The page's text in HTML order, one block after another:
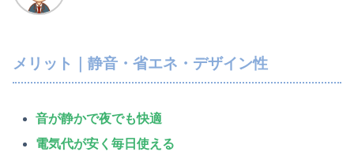
メリット｜静音・省エネ・デザイン性
音が静かで夜でも快適
電気代が安く毎日使える